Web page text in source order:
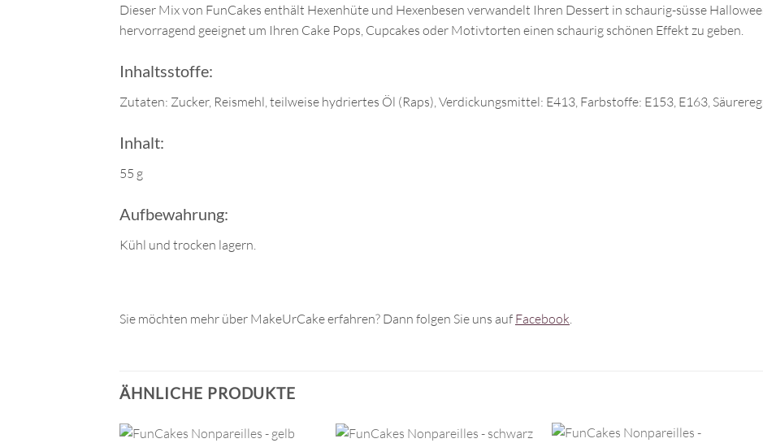
Dieser Mix von FunCakes enthält Hexenhüte und Hexenbesen verwandelt Ihren Dessert in schaurig-süsse
hervorragend geeignet um Ihren Cake Pops, Cupcakes oder Motivtorten einen schaurig schönen Effekt zu geben.
Inhaltsstoffe:
Zutaten: Zucker, Reismehl, teilweise hydriertes Öl (Raps), Verdickungsmittel: E413, Farbstoffe: E153, E163,
Inhalt:
55 g
Aufbewahrung:
Kühl und trocken lagern.
Sie möchten mehr über MakeUrCake erfahren? Dann folgen Sie uns auf Facebook.
ÄHNLICHE PRODUKTE
+ +